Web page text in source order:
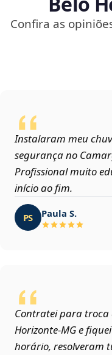
Confira as
Instalaram meu
segurança no
Profissional muito
início ao fim.
PS Paula S.
Contratei para troca
Horizonte‑MG e
horário, resolveram